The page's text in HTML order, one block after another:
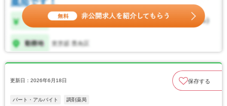
更新日：2026年6月18日 保存する
パート・アルバイト 調剤薬局